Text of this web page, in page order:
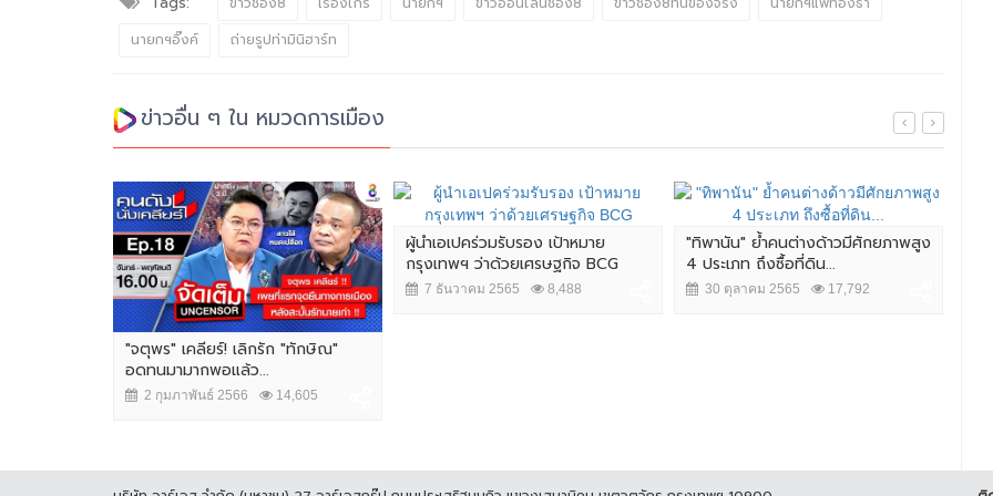
นายกฯอิ๊งค์
ถ่ายรูปท่ามินิฮาร์ท
ข่าวอื่น ๆ ใน หมวดการเมือง
"จตุพร" เคลียร์! เลิกรัก "ทักษิณ"
อดทนมามากพอแล้ว...
2 กุมภาพันธ์ 2566 14,605
ผู้นำเอเปคร่วมรับรอง เป้าหมาย
กรุงเทพฯ ว่าด้วยเศรษฐกิจ BCG
7 ธันวาคม 2565 8,488
"ทิพานัน" ย้ำคนต่างด้าวมีศักยภาพสูง
4 ประเภท ถึงซื้อที่ดิน...
30 ตุลาคม 2565 17,792